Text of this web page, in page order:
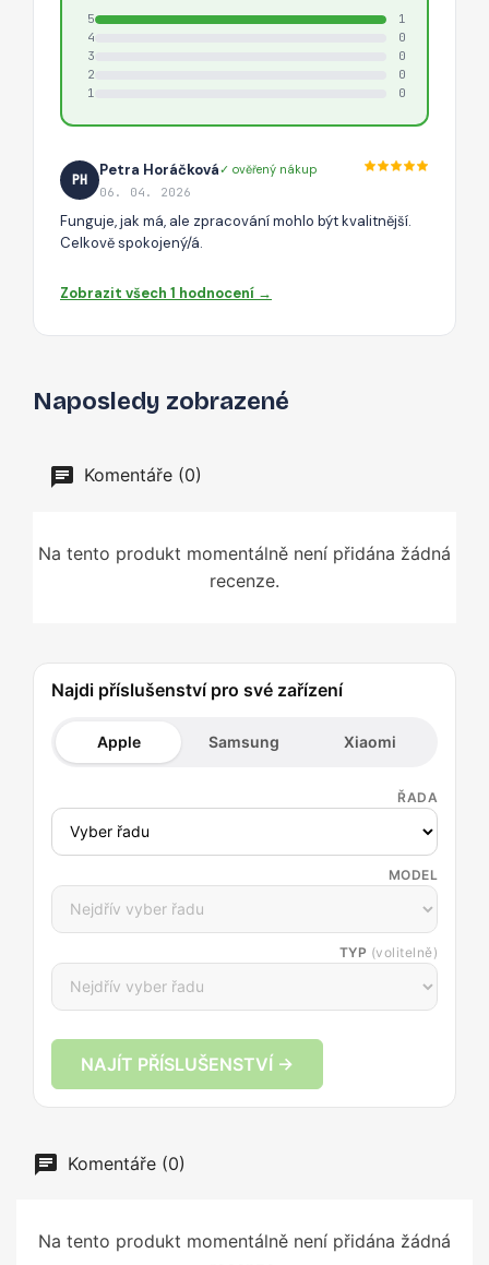
5
1
4
0
3
0
2
0
1
0
PH
Petra Horáčková✓ ověřený nákup
06. 04. 2026
Funguje, jak má, ale zpracování mohlo být kvalitnější.
Celkově spokojený/á.
Zobrazit všech 1 hodnocení →
Naposledy zobrazené
Komentáře (0)
Na tento produkt momentálně není přidána žádná
recenze.
Najdi příslušenství pro své zařízení
Apple Samsung Xiaomi
ŘADA
MODEL
TYP (volitelně)
NAJÍT PŘÍSLUŠENSTVÍ →
Komentáře (0)
Na tento produkt momentálně není přidána žádná